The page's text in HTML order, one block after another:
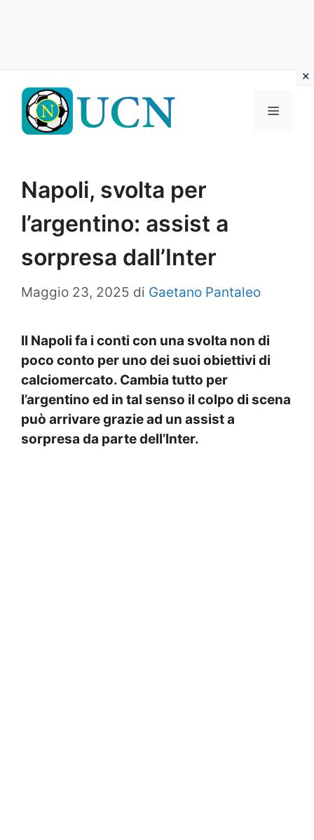
contenuto
Menu
Napoli, svolta per
l’argentino: assist a
sorpresa dall’Inter
Maggio 23, 2025 di Gaetano Pantaleo
Il Napoli fa i conti con una svolta non di
poco conto per uno dei suoi obiettivi di
calciomercato. Cambia tutto per
l’argentino ed in tal senso il colpo di scena
può arrivare grazie ad un assist a
sorpresa da parte dell’Inter.